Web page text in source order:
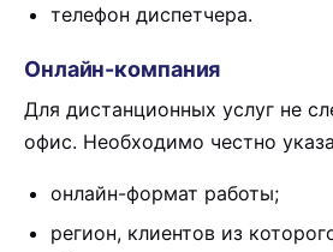
телефон диспетчера.
Онлайн-компания
Для дистанционных услуг не
офис. Необходимо честно
онлайн-формат работы;
регион, клиентов из